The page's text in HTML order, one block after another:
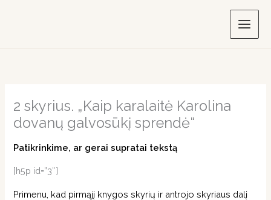
2 skyrius. „Kaip karalaitė Karolina
dovanų galvosūkį sprendė“
Patikrinkime, ar gerai supratai tekstą
[h5p id=”3″]
Primenu, kad pirmąjį knygos skyrių ir antrojo skyriaus dalį